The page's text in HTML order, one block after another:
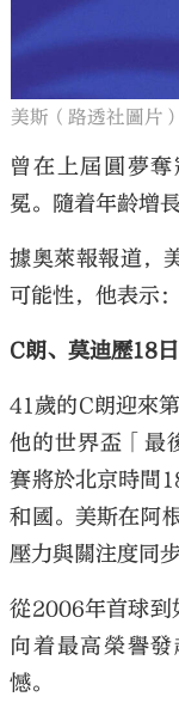
美斯（路透社圖片）
曾在上屆圓夢
冕。隨着年齡增
據奧萊報報道，
可能性，他表示
C朗、莫迪歷18
41歲的C朗迎來
他的世界盃「最
賽將於北京時間
和國。美斯在阿
壓力與關注度同
從2006年首球到
向着最高榮譽
憾。